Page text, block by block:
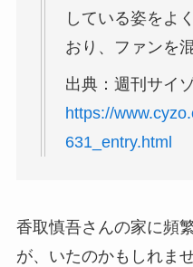
している姿をよ
おり、ファンを
出典：週刊サイ
https://
631_entry.html
香取慎吾さんの家に頻
が、いたのかもしれませ